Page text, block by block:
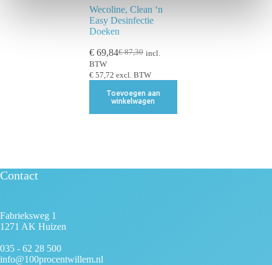
Wecoline, Clean ‘n
Easy Desinfectie
Doeken
€87,30
€69,84
incl.
BTW
€57,72 excl. BTW
Toevoegen aan
winkelwagen
Contact
Fabrieksweg 1
1271 AK Huizen
035 - 62 28 500
info@100procentwillem.nl